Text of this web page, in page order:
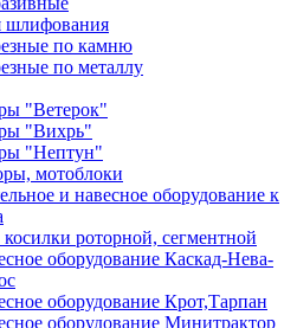
шлифования
по камню
по металлу
"Ветерок"
"Вихрь"
"Нептун"
мотоблоки
и навесное оборудование к
роторной, сегментной
оборудование Каскад-Нева-
оборудование Крот,Тарпан
оборудование Минитрактор